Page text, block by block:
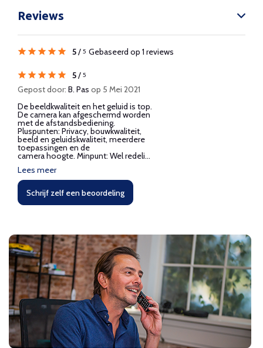
Reviews
5/ 5 Gebaseerd op 1 reviews
5/ 5
Gepost door: B. Pas op 5 Mei 2021
De beeldkwaliteit en het geluid is top.
De camera kan afgeschermd worden
met de afstandsbediening.
Pluspunten: Privacy, bouwkwaliteit,
beeld en geluidskwaliteit, meerdere
toepassingen en de
camera hoogte. Minpunt: Wel redeli...
Lees meer
Schrijf zelf een beoordeling